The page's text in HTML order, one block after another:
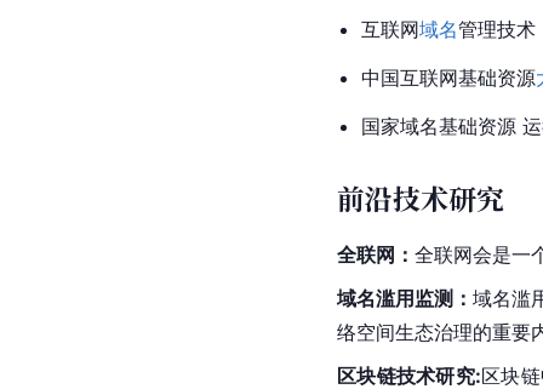
互联网域名管理技术
中国互联网基础资源
国家域名基础资源
前沿技术研究
全联网： 全联网会是一
域名滥用监测：域名滥
络空间生态治理的重要
区块链技术研究:区块